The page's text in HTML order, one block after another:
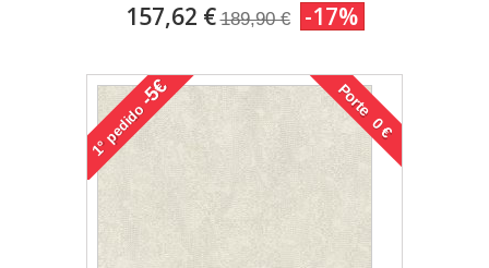
157,62 € 189,90 € -17%
1°
pedido
-5€ Porte 0 €